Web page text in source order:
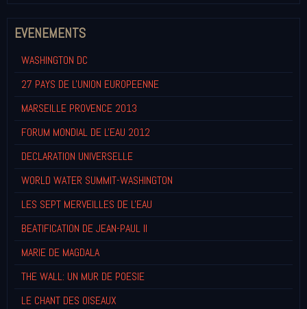
EVENEMENTS
WASHINGTON DC
27 PAYS DE L'UNION EUROPEENNE
MARSEILLE PROVENCE 2013
FORUM MONDIAL DE L'EAU 2012
DECLARATION UNIVERSELLE
WORLD WATER SUMMIT-WASHINGTON
LES SEPT MERVEILLES DE L'EAU
BEATIFICATION DE JEAN-PAUL II
MARIE DE MAGDALA
THE WALL: UN MUR DE POESIE
LE CHANT DES OISEAUX